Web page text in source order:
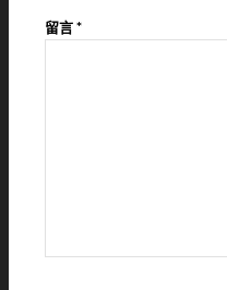
留言*